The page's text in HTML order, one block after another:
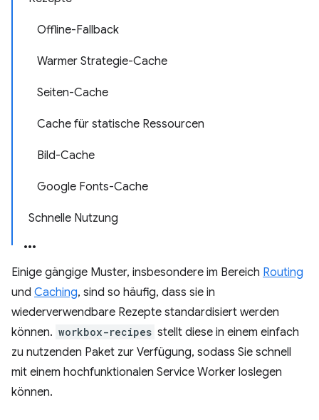
Offline-Fallback
Warmer Strategie-Cache
Seiten-Cache
Cache für statische Ressourcen
Bild-Cache
Google Fonts-Cache
Schnelle Nutzung
Einige gängige Muster, insbesondere im Bereich Routing
und Caching, sind so häufig, dass sie in
wiederverwendbare Rezepte standardisiert werden
können. workbox-recipes stellt diese in einem einfach
zu nutzenden Paket zur Verfügung, sodass Sie schnell
mit einem hochfunktionalen Service Worker loslegen
können.